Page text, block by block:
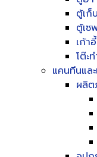
ตู้เ
ตู้เซ
เก้าอี้
โต๊ะ
แคนทีนแล
ผลิต